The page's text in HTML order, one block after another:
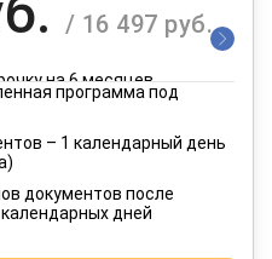
/ 16 497 руб.
на 6 месяцев
/ 8 249 руб.
на 12 месяцев
программа под
– 1 календарный день
документов после
дней